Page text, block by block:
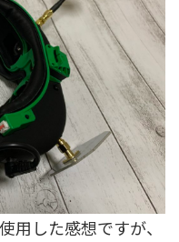
用した感想ですが、